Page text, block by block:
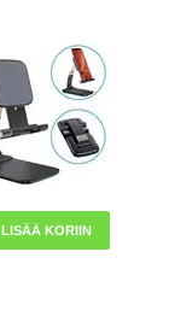
LISÄÄ KORIIN